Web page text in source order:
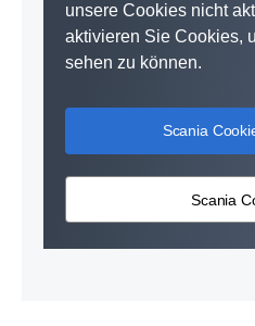
unsere Cookies nicht
aktivieren Sie Cookies,
sehen zu können.
Scania
Scania